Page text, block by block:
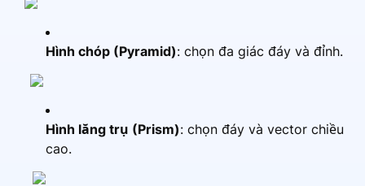
Hình chóp (Pyramid): chọn đa giác đáy và đỉnh.
Hình lăng trụ (Prism): chọn đáy và vector chiều
cao.